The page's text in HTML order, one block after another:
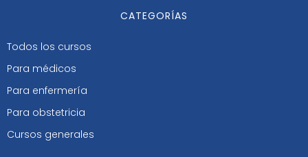
CATEGORÍAS
Todos los cursos
Para médicos
Para enfermería
Para obstetricia
Cursos generales